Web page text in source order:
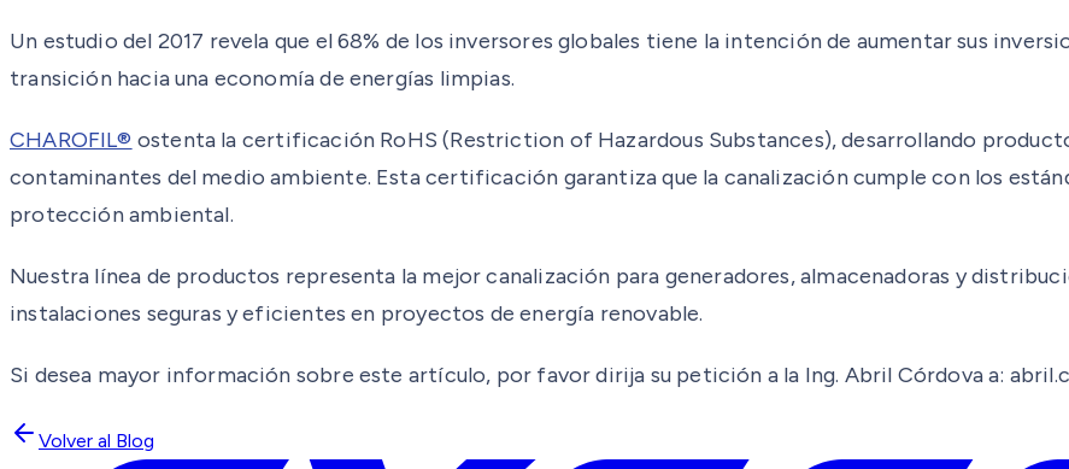
Un estudio del 2017 revela que el 68% de los inversores globales tiene la intención de aumentar sus
transición hacia una economía de energías limpias.
CHAROFIL® ostenta la certificación RoHS (Restriction of Hazardous Substances), desarrollando
contaminantes del medio ambiente. Esta certificación garantiza que la canalización cumple con los
protección ambiental.
Nuestra línea de productos representa la mejor canalización para generadores, almacenadoras y
instalaciones seguras y eficientes en proyectos de energía renovable.
Si desea mayor información sobre este artículo, por favor dirija su petición a la Ing. Abril Córdova a:
Volver al Blog